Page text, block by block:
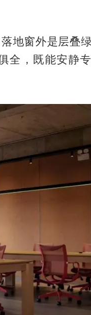
地窗外是层叠
全，既能安静